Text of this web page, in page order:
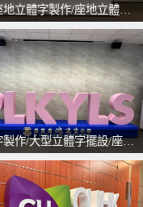
金屬座地立體字製作/座地立體字/大型立體字擺設/訂製立體字
立體字製作/大型立體字擺設/座地立體字/訂製立體字